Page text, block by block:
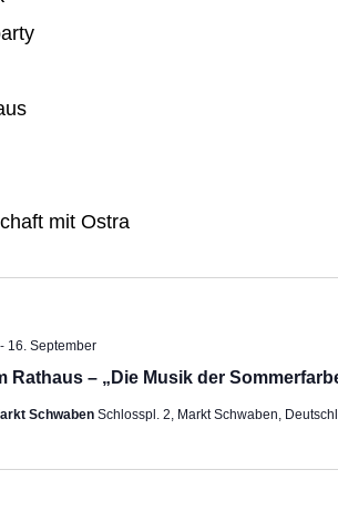
mit Ostra
Rathaus – „Die Musik der
- 16. September
SchwabenSchlosspl. 2, Markt Schwaben,